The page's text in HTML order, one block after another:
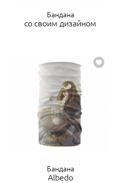
Бандана
со своим дизайном
Бандана
Albedo